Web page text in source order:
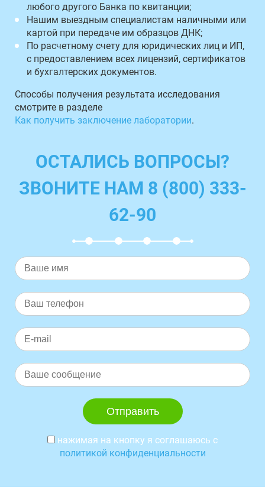
любого другого Банка по квитанции;
Нашим выездным специалистам наличными или
картой при передаче им образцов ДНК;
По расчетному счету для юридических лиц и ИП,
с предоставлением всех лицензий, сертификатов
и бухгалтерских документов.
Способы получения результата исследования
смотрите в разделе
Как получить заключение лаборатории.
ОСТАЛИСЬ ВОПРОСЫ?
ЗВОНИТЕ НАМ 8 (800) 333-
62-90
нажимая на кнопку я соглашаюсь с
политикой конфиденциальности